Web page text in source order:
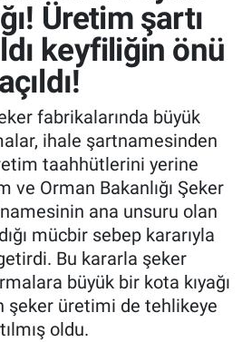
Üretim şartı
keyfiliğin önü
açıldı!
fabrikalarında büyük
ihale şartnamesinden
taahhütlerini yerine
ve Orman Bakanlığı Şeker
ana unsuru olan
mücbir sebep kararıyla
Bu kararla şeker
büyük bir kota kıyağı
şeker üretimi de tehlikeye
oldu.